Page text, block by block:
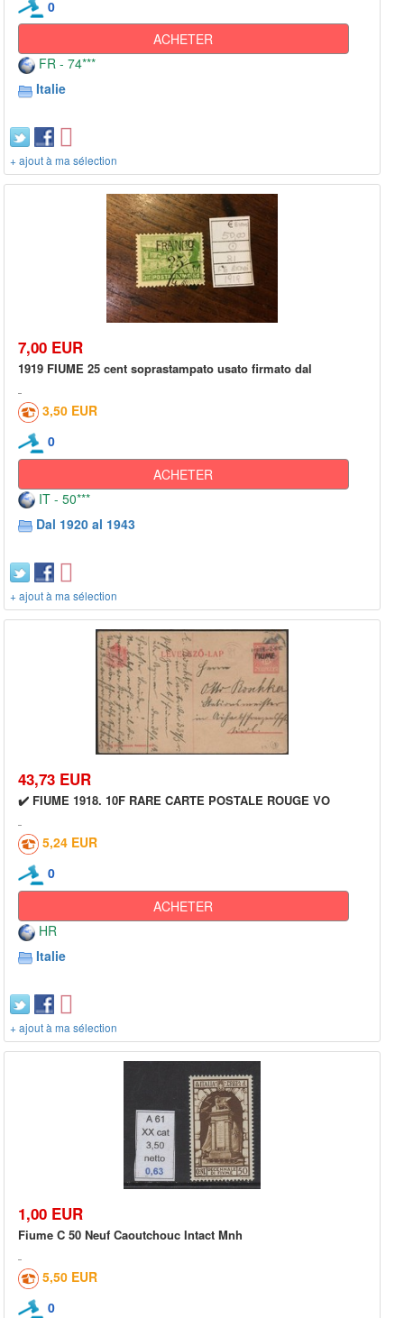
0
ACHETER
FR - 74***
Italie
+ ajout à ma sélection
7,00 EUR
1919 FIUME 25 cent soprastampato usato firmato dal
3,50 EUR
0
ACHETER
IT - 50***
Dal 1920 al 1943
+ ajout à ma sélection
43,73 EUR
✔️ FIUME 1918. 10F RARE CARTE POSTALE ROUGE VO
5,24 EUR
0
ACHETER
HR
Italie
+ ajout à ma sélection
1,00 EUR
Fiume C 50 Neuf Caoutchouc Intact Mnh
5,50 EUR
0